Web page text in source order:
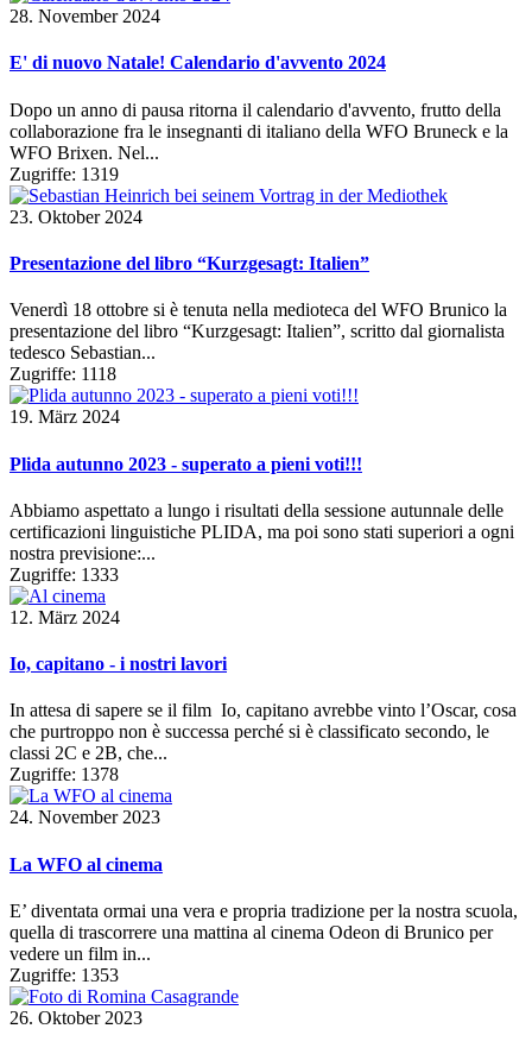
28. November 2024
E' di nuovo Natale! Calendario d'avvento 2024
Dopo un anno di pausa ritorna il calendario d'avvento, frutto della
collaborazione fra le insegnanti di italiano della WFO Bruneck e la
WFO Brixen. Nel...
Zugriffe: 1319
23. Oktober 2024
Presentazione del libro “Kurzgesagt: Italien”
Venerdì 18 ottobre si è tenuta nella medioteca del WFO Brunico la
presentazione del libro “Kurzgesagt: Italien”, scritto dal giornalista
tedesco Sebastian...
Zugriffe: 1118
19. März 2024
Plida autunno 2023 - superato a pieni voti!!!
Abbiamo aspettato a lungo i risultati della sessione autunnale delle
certificazioni linguistiche PLIDA, ma poi sono stati superiori a ogni
nostra previsione:...
Zugriffe: 1333
12. März 2024
Io, capitano - i nostri lavori
In attesa di sapere se il film Io, capitano avrebbe vinto l’Oscar, cosa
che purtroppo non è successa perché si è classificato secondo, le
classi 2C e 2B, che...
Zugriffe: 1378
24. November 2023
La WFO al cinema
E’ diventata ormai una vera e propria tradizione per la nostra scuola,
quella di trascorrere una mattina al cinema Odeon di Brunico per
vedere un film in...
Zugriffe: 1353
26. Oktober 2023